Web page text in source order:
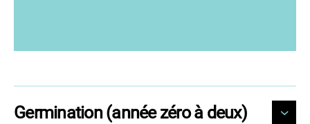
Germination (année zéro à deux)